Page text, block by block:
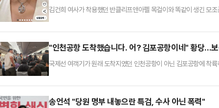
김건희 여사가 착용했던 반클리프앤아펠 목걸이와 똑같이 생긴 모
걸이 실버S925 화이트골드도금'이라는 상품명으로, 37% 할인된
검색하면 나오지 않아 논란을 의식해 삭제된 것으로 보인다.김건
"인천공항 도착했습니다. 어? 김포공항이네" 황당...
국제선 여객기가 원래 도착지였던 인천공항이 아닌 김포공항에 착
륙했다. 그러나 착륙한 곳은 인천공항이 아닌 김포공항이었다.당
치는 김포였던 것.한 승객은 연합뉴스에 "어떤 승객이 김포공항이
송언석 "당원 명부 내놓으란 특검, 수사 아닌 폭력"